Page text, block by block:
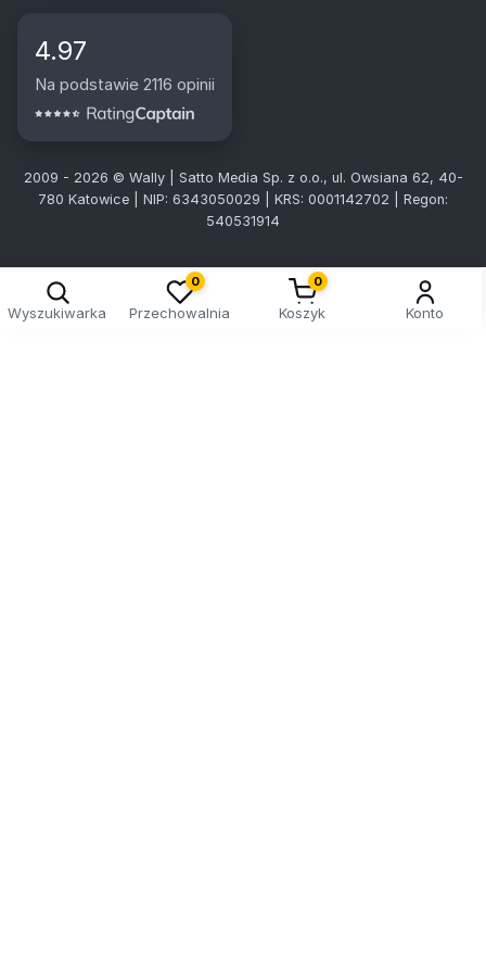
4.97
Na podstawie 2116 opinii
2009 - 2026 © Wally | Satto Media Sp. z o.o., ul. Owsiana 62, 40-
780 Katowice | NIP: 6343050029 | KRS: 0001142702 | Regon:
540531914
Wyszukiwarka
0
Przechowalnia
0
Koszyk Konto